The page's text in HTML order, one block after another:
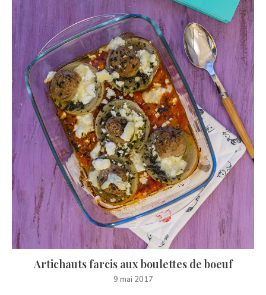
Artichauts farcis aux boulettes de boeuf
9 mai 2017